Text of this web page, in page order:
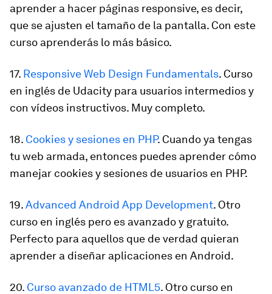
aprender a hacer páginas responsive, es decir,
que se ajusten el tamaño de la pantalla. Con este
curso aprenderás lo más básico.
17. Responsive Web Design Fundamentals. Curso
en inglés de Udacity para usuarios intermedios y
con vídeos instructivos. Muy completo.
18. Cookies y sesiones en PHP. Cuando ya tengas
tu web armada, entonces puedes aprender cómo
manejar cookies y sesiones de usuarios en PHP.
19.Advanced Android App Development. Otro
curso en inglés pero es avanzado y gratuito.
Perfecto para aquellos que de verdad quieran
aprender a diseñar aplicaciones en Android.
20. Curso avanzado de HTML5. Otro curso en